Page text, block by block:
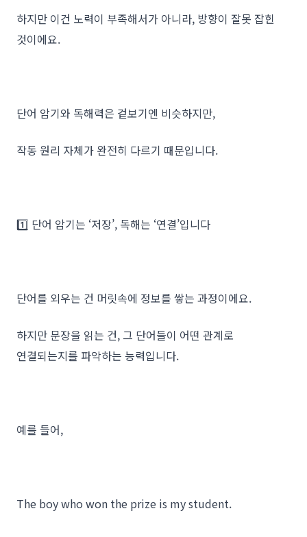
하지만 이건 노력이 부족해서가 아니라, 방향이 잘못 잡힌
것이에요.
단어 암기와 독해력은 겉보기엔 비슷하지만,
작동 원리 자체가 완전히 다르기 때문입니다.
1️⃣ 단어 암기는 ‘저장’, 독해는 ‘연결’입니다
단어를 외우는 건 머릿속에 정보를 쌓는 과정이에요.
하지만 문장을 읽는 건, 그 단어들이 어떤 관계로
연결되는지를 파악하는 능력입니다.
예를 들어,
The boy who won the prize is my student.